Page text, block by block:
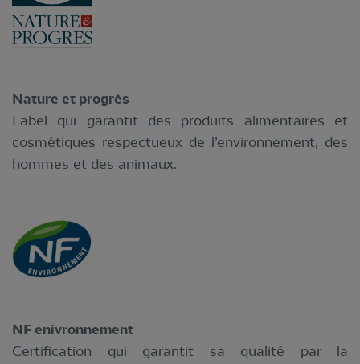
Nature et progrès
Label qui garantit des produits alimentaires et
cosmétiques respectueux de l’environnement, des
hommes et des animaux.
NF enivronnement
Certification qui garantit sa qualité par la